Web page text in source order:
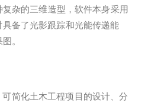
杂的三维造型，软件本身采用
备了光影跟踪和光能传递能
。
简化土木工程项目的设计、分